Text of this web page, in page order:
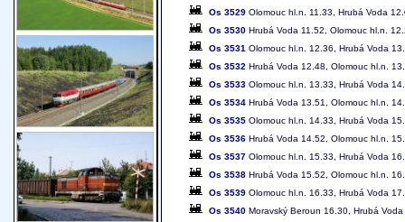
Os 3529 Olomouc hl.n. 11.33, Hrubá Voda
Os 3530 Hrubá Voda 11.52, Olomouc hl.n.
Os 3531 Olomouc hl.n. 12.36, Hrubá Voda
Os 3532 Hrubá Voda 12.48, Olomouc hl.n.
Os 3533 Olomouc hl.n. 13.33, Hrubá Voda
Os 3534 Hrubá Voda 13.51, Olomouc hl.n.
Os 3535 Olomouc hl.n. 14.33, Hrubá Voda
Os 3536 Hrubá Voda 14.52, Olomouc hl.n.
Os 3537 Olomouc hl.n. 15.33, Hrubá Voda
Os 3538 Hrubá Voda 15.52, Olomouc hl.n.
Os 3539 Olomouc hl.n. 16.33, Hrubá Voda
Os 3540 Moravský Beroun 16.30, Hrubá